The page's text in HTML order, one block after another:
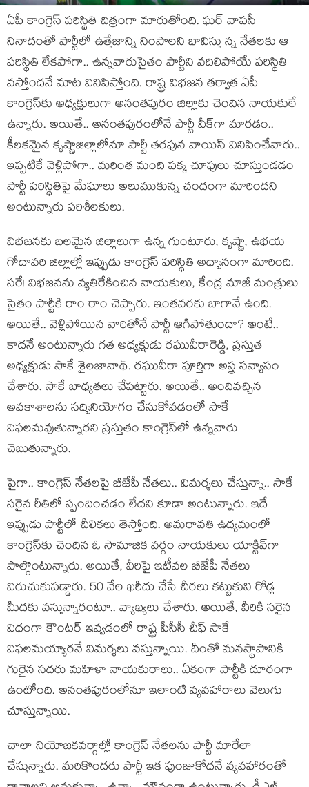
ఏపీ కాంగ్రెస్ ప‌రిస్థితి చిత్రంగా మారుతోంది. ఘ‌ర్ వాప‌సీ
నినాదంతో పార్టీలో ఉత్తేజాన్ని నింపాల‌ని భావిస్తు న్న నేత‌ల‌కు ఆ
ప‌రిస్థితి లేక‌పోగా.. ఉన్న‌వారుసైతం పార్టీని వ‌దిలిపోయే ప‌రిస్థితి
వ‌స్తోంద‌నే మాట వినిపిస్తోంది. రాష్ట్ర విభ‌జ‌న త‌ర్వాత ఏపీ
కాంగ్రెస్‌కు అధ్య‌క్షులుగా అనంత‌పురం జిల్లాకు చెందిన నాయ‌కులే
ఉన్నారు. అయితే.. అనంత‌పురంలోనే పార్టీ వీక్‌గా మార‌డం..
కీల‌క‌మైన కృష్ణాజిల్లాలోనూ పార్టీ త‌ర‌ఫున వాయిస్ వినిపించేవారు..
ఇప్ప‌టికే వెళ్లిపోగా.. మ‌రింత మంది ప‌క్క చూపులు చూస్తుండ‌డం
పార్టీ ప‌రిస్థితిపై మేఘాలు అలుముకున్న చందంగా మారింద‌ని
అంటున్నారు ప‌రిశీల‌కులు.
విభ‌జ‌న‌కు బ‌ల‌మైన జిల్లాలుగా ఉన్న గుంటూరు, కృష్ణా, ఉభ‌య
గోదావ‌రి జిల్లాల్లో ఇప్పుడు కాంగ్రెస్ ప‌రిస్థితి అధ్వానంగా మారింది.
స‌రే! విభ‌జ‌న‌ను వ్య‌తిరేకించిన నాయ‌కులు, కేంద్ర మాజీ మంత్రులు
సైతం పార్టీకి రాం రాం చెప్పారు. ఇంత‌వ‌ర‌కు బాగానే ఉంది.
అయితే.. వెళ్లిపోయిన వారితోనే పార్టీ ఆగిపోతుందా? అంటే..
కాద‌నే అంటున్నారు గ‌త అధ్య‌క్షుడు ర‌ఘువీరారెడ్డి, ప్ర‌స్తుత
అధ్య‌క్షుడు సాకే శైల‌జానాథ్‌. ర‌ఘువీరా పూర్తిగా అస్త్ర స‌న్యాసం
చేశారు. సాకే బాధ్య‌త‌లు చేప‌ట్టారు. అయితే.. అందివ‌చ్చిన
అవ‌కాశాల‌ను స‌ద్వినియోగం చేసుకోవ‌డంలో సాకే
విఫ‌ల‌మ‌వుతున్నార‌ని ప్ర‌స్తుతం కాంగ్రెస్‌లో ఉన్న‌వారు
చెబుతున్నారు.
పైగా.. కాంగ్రెస్ నేత‌ల‌పై బీజేపీ నేత‌లు.. విమ‌ర్శ‌లు చేస్తున్నా.. సాకే
స‌రైన రీతిలో స్పందించ‌డం లేద‌ని కూడా అంటున్నారు. ఇదే
ఇప్పుడు పార్టీలో చీలిక‌లు తెస్తోంది. అమ‌రావ‌తి ఉద్య‌మంలో
కాంగ్రెస్‌కు చెందిన‌ ఓ సామాజిక వ‌ర్గం నాయ‌కులు యాక్టివ్‌గా
పాల్గొంటున్నారు. అయితే, వీరిపై ఇటీవ‌ల బీజేపీ నేత‌లు
విరుచుకుప‌డ్డారు. 50 వేల ఖ‌రీదు చేసే చీర‌లు క‌ట్టుకుని రోడ్ల
మీద‌కు వ‌స్తున్నారంటూ.. వ్యాఖ్య‌లు చేశారు. అయితే, వీరికి స‌రైన
విధంగా కౌంట‌ర్ ఇవ్వ‌డంలో రాష్ట్ర పీసీసీ చీఫ్ సాకే
విఫ‌ల‌మ‌య్యార‌నే విమ‌ర్శ‌లు వ‌స్తున్నాయి. దీంతో మ‌న‌స్థాపానికి
గురైన స‌ద‌రు మ‌హిళా నాయ‌కురాలు.. ఏకంగా పార్టీకి దూరంగా
ఉంటోంది. అనంత‌పురంలోనూ ఇలాంటి వ్య‌వ‌హారాలు వెలుగు
చూస్తున్నాయి.
చాలా నియోజ‌క‌వ‌ర్గాల్లో కాంగ్రెస్ నేత‌ల‌ను పార్టీ మారేలా
చేస్తున్నారు. మ‌రికొంద‌రు పార్టీ ఇక పుంజుకోద‌నే వ్య‌వ‌హారంతో